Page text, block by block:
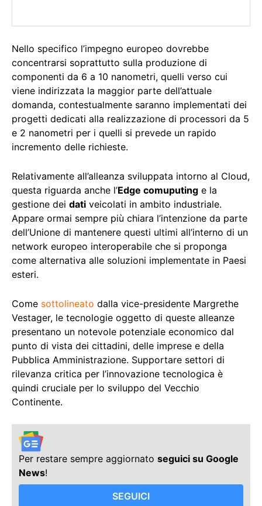
Nello specifico l’impegno europeo dovrebbe
concentrarsi soprattutto sulla produzione di
componenti da 6 a 10 nanometri, quelli verso cui
viene indirizzata la maggior parte dell’attuale
domanda, contestualmente saranno implementati dei
progetti dedicati alla realizzazione di processori da 5
e 2 nanometri per i quelli si prevede un rapido
incremento delle richieste.
Relativamente all’alleanza sviluppata intorno al Cloud,
questa riguarda anche l’Edge comuputing e la
gestione dei dati veicolati in ambito industriale.
Appare ormai sempre più chiara l’intenzione da parte
dell’Unione di mantenere questi ultimi all’interno di un
network europeo interoperabile che si proponga
come alternativa alle soluzioni implementate in Paesi
esteri.
Come sottolineato dalla vice-presidente Margrethe
Vestager, le tecnologie oggetto di queste alleanze
presentano un notevole potenziale economico dal
punto di vista dei cittadini, delle imprese e della
Pubblica Amministrazione. Supportare settori di
rilevanza critica per l’innovazione tecnologica è
quindi cruciale per lo sviluppo del Vecchio
Continente.
Per restare sempre aggiornato seguici su Google
News!
SEGUICI